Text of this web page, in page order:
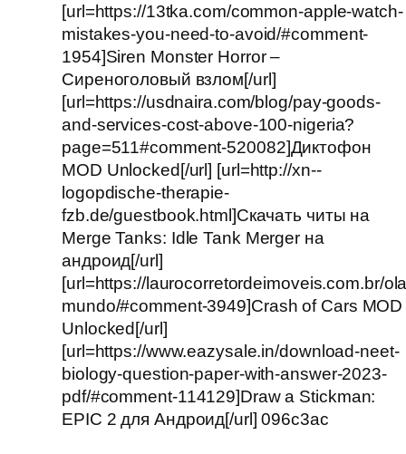
[url=https://13tka.com/common-apple-watch-
mistakes-you-need-to-avoid/#comment-
1954]Siren Monster Horror –
Сиреноголовый взлом[/url]
[url=https://usdnaira.com/blog/pay-goods-
and-services-cost-above-100-nigeria?
page=511#comment-520082]Диктофон
MOD Unlocked[/url] [url=http://xn--
logopdische-therapie-
fzb.de/guestbook.html]Скачать читы на
Merge Tanks: Idle Tank Merger на
андроид[/url]
[url=https://laurocorretordeimoveis.com.br/
mundo/#comment-3949]Crash of Cars MOD
Unlocked[/url]
[url=https://www.eazysale.in/download-neet-
biology-question-paper-with-answer-2023-
pdf/#comment-114129]Draw a Stickman:
EPIC 2 для Андроид[/url] 096c3ac